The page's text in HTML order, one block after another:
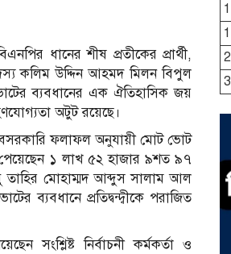
ধানের শীষ প্রতীকের প্রার্থী,
কলিম উদ্দিন আহমদ মিলন বিপুল
ব্যবধানের এক ঐতিহাসিক জয়
অটুট রয়েছে।
বেসরকারি ফলাফল অনুযায়ী মোট ভোট
পেয়েছেন ১ লাখ ৫২ হাজার ৯শত ৯৭
তাহির মোহাম্মদ আব্দুস সালাম আল
ব্যবধানে প্রতিদ্বন্দ্বীকে পরাজিত
সংশ্লিষ্ট নির্বাচনী কর্মকর্তা ও